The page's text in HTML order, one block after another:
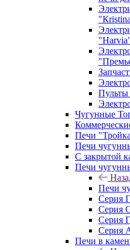
Пульты
Чугунные
Печи
Печи
С закрытой
Печи
Печи
Серия
Серия
Серия
Серия
Печи в